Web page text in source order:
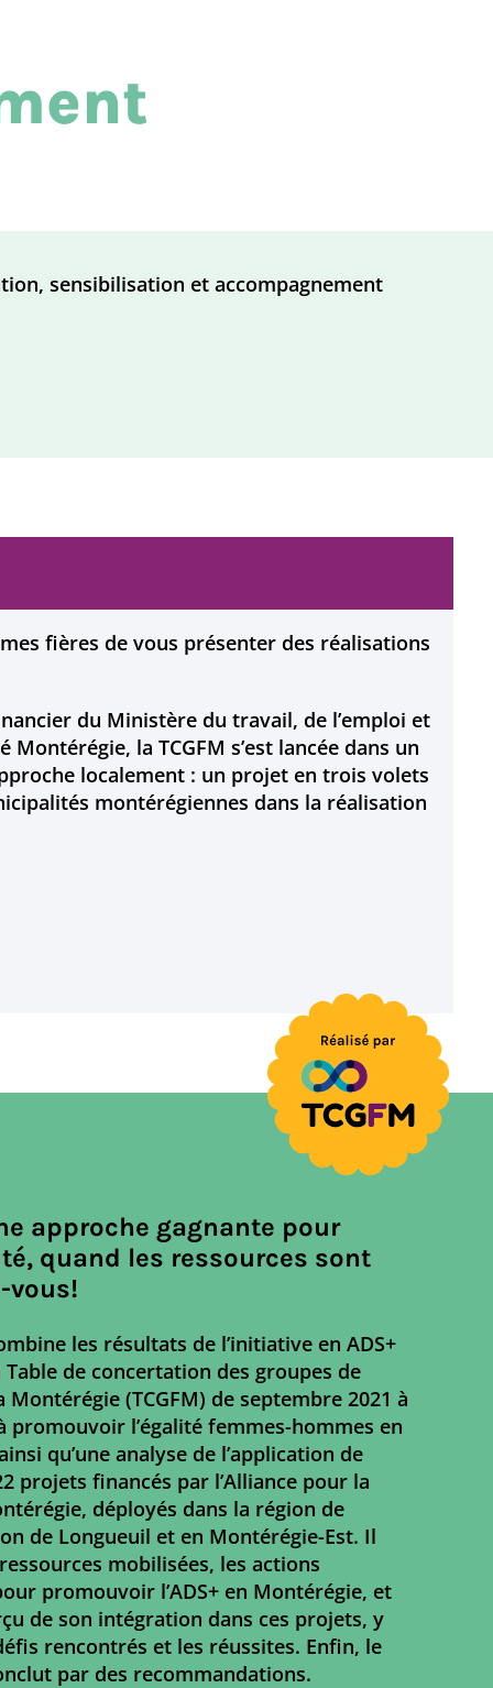
sensibilisation et accompagnement
fières de vous présenter des réalisations
du Ministère du travail, de l’emploi et
la TCGFM s’est lancée dans un
localement : un projet en trois volets
montérégiennes dans la réalisation
approche gagnante pour
quand les ressources sont
vous!
les résultats de l’initiative en ADS+
Table de concertation des groupes de
Montérégie (TCGFM) de septembre 2021 à
promouvoir l’égalité femmes-hommes en
qu’une analyse de l’application de
projets financés par l’Alliance pour la
déployés dans la région de
de Longueuil et en Montérégie-Est. Il
mobilisées, les actions
promouvoir l’ADS+ en Montérégie, et
de son intégration dans ces projets, y
rencontrés et les réussites. Enfin, le
par des recommandations.